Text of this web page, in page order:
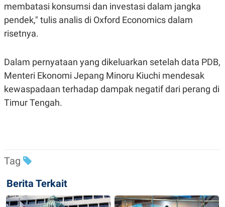
E
P
A
P
A
D
V
E
S
I
N
G
K
.
I
membatasi konsumsi dan investasi dalam jangka
pendek," tulis analis di Oxford Economics dalam
risetnya.
Dalam pernyataan yang dikeluarkan setelah data PDB,
Menteri Ekonomi Jepang Minoru Kiuchi mendesak
kewaspadaan terhadap dampak negatif dari perang di
Timur Tengah.
Tag
Berita Terkait